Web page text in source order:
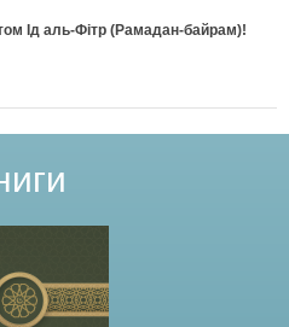
Ід аль-Фітр (Рамадан-байрам)!